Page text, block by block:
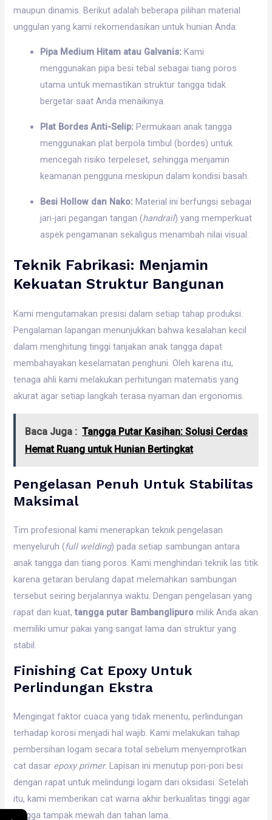
maupun dinamis. Berikut adalah beberapa pilihan material
unggulan yang kami rekomendasikan untuk hunian Anda:
Pipa Medium Hitam atau Galvanis: Kami
menggunakan pipa besi tebal sebagai tiang poros
utama untuk memastikan struktur tangga tidak
bergetar saat Anda menaikinya.
Plat Bordes Anti-Selip: Permukaan anak tangga
menggunakan plat berpola timbul (bordes) untuk
mencegah risiko terpeleset, sehingga menjamin
keamanan pengguna meskipun dalam kondisi basah.
Besi Hollow dan Nako: Material ini berfungsi sebagai
jari-jari pegangan tangan (handrail) yang memperkuat
aspek pengamanan sekaligus menambah nilai visual.
Teknik Fabrikasi: Menjamin
Kekuatan Struktur Bangunan
Kami mengutamakan presisi dalam setiap tahap produksi.
Pengalaman lapangan menunjukkan bahwa kesalahan kecil
dalam menghitung tinggi tanjakan anak tangga dapat
membahayakan keselamatan penghuni. Oleh karena itu,
tenaga ahli kami melakukan perhitungan matematis yang
akurat agar setiap langkah terasa nyaman dan ergonomis.
Baca Juga : Tangga Putar Kasihan: Solusi Cerdas
Hemat Ruang untuk Hunian Bertingkat
Pengelasan Penuh Untuk Stabilitas
Maksimal
Tim profesional kami menerapkan teknik pengelasan
menyeluruh (full welding) pada setiap sambungan antara
anak tangga dan tiang poros. Kami menghindari teknik las titik
karena getaran berulang dapat melemahkan sambungan
tersebut seiring berjalannya waktu. Dengan pengelasan yang
rapat dan kuat,tangga putar Bambanglipuro milik Anda akan
memiliki umur pakai yang sangat lama dan struktur yang
stabil.
Finishing Cat Epoxy Untuk
Perlindungan Ekstra
Mengingat faktor cuaca yang tidak menentu, perlindungan
terhadap korosi menjadi hal wajib. Kami melakukan tahap
pembersihan logam secara total sebelum menyemprotkan
cat dasar epoxy primer. Lapisan ini menutup pori-pori besi
dengan rapat untuk melindungi logam dari oksidasi. Setelah
itu, kami memberikan cat warna akhir berkualitas tinggi agar
tangga tampak mewah dan tahan lama.